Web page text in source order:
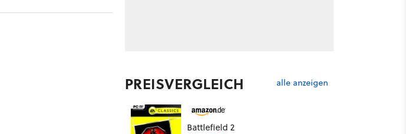
PREISVERGLEICH alle anzeigen
Battlefield 2